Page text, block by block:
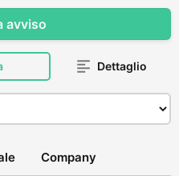
avviso
Dettaglio
Company